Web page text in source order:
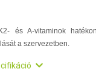
és A-vitaminok
a szervezetben.